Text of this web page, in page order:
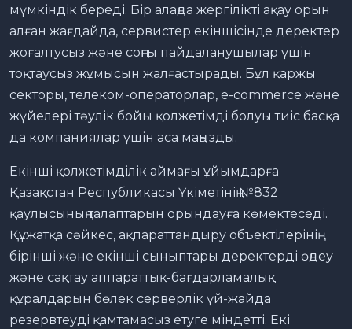
мүмкіндік береді. Бір алаңда жергілікті ақау орын
алған жағдайда, сервистер екіншісінде деректер
жоғалтусыз және соңғы пайдаланушылар үшін
тоқтаусыз жұмысын жалғастырады. Бұл қаржы
секторы, телеком-операторлар, e-commerce және
жүйелері тәулік бойы қолжетімді болуы тиіс басқа
да компаниялар үшін аса маңызды.
Екінші қолжетімділік аймағы ұйымдарға
Қазақстан Республикасы Үкіметінің №832
қаулысының талаптарын орындауға көмектеседі.
Құжатқа сәйкес, ақпараттандыру объектілерінің
бірінші және екінші сыныптары деректерді өңдеу
және сақтау аппараттық-бағдарламалық
құралдарын бөлек серверлік үй-жайда
резервтеуді қамтамасыз етуге міндетті. Екі